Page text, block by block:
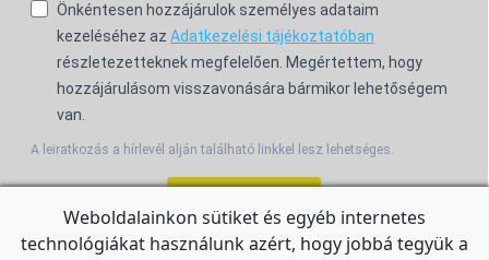
Önkéntesen hozzájárulok személyes adataim
kezeléséhez az Adatkezelési tájékoztatóban
részletezetteknek megfelelően. Megértettem, hogy
hozzájárulásom visszavonására bármikor lehetőségem
van.
A leiratkozás a hírlevél alján található linkkel lesz lehetséges.
Weboldalainkon sütiket és egyéb internetes
technológiákat használunk azért, hogy jobbá tegyük a